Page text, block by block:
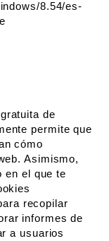
8.54/es-
de
permite que
cómo
Asimismo,
en el que te
recopilar
informes de
a usuarios